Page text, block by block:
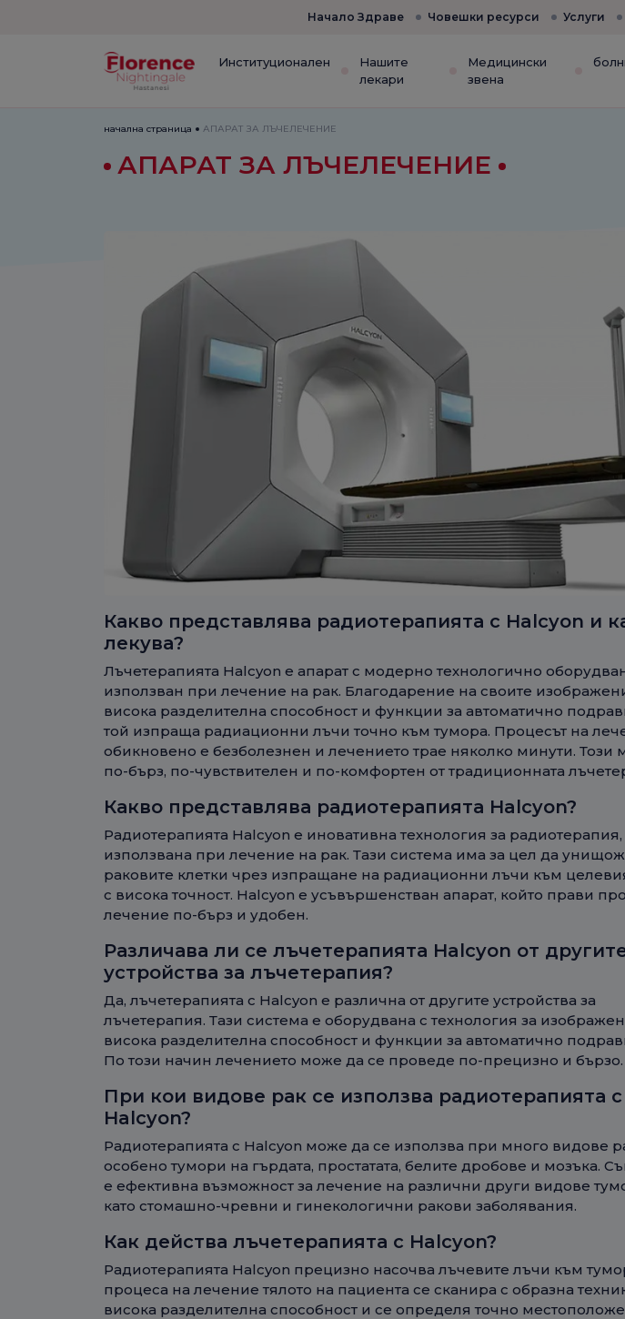
Начало Здраве Човешки ресурси Услуги
Институционален
Нашите
лекари
Медицински
звена
начална страница АПАРАТ ЗА ЛЪЧЕЛЕЧЕНИЕ
АПАРАТ ЗА ЛЪЧЕЛЕЧЕНИЕ
Какво представлява радиотерапията с Halcyon и
лекува?
Лъчетерапията Halcyon е апарат с модерно технологично
използван при лечение на рак. Благодарение на своите
висока разделителна способност и функции за автоматично
той изпраща радиационни лъчи точно към тумора. Процесът на
обикновено е безболезнен и лечението трае няколко минути. Този
по-бърз, по-чувствителен и по-комфортен от традиционната
Какво представлява радиотерапията Halcyon?
Радиотерапията Halcyon е иновативна технология за радиотерапия,
използвана при лечение на рак. Тази система има за цел да
раковите клетки чрез изпращане на радиационни лъчи към
с висока точност. Halcyon е усъвършенстван апарат, който прави
лечение по-бърз и удобен.
Различава ли се лъчетерапията Halcyon от
устройства за лъчетерапия?
Да, лъчетерапията с Halcyon е различна от другите устройства за
лъчетерапия. Тази система е оборудвана с технология за
висока разделителна способност и функции за автоматично
По този начин лечението може да се проведе по-прецизно и бързо.
При кои видове рак се използва радиотерапията с
Halcyon?
Радиотерапията с Halcyon може да се използва при много видове
особено тумори на гърдата, простатата, белите дробове и мозъка.
е ефективна възможност за лечение на различни други видове
като стомашно-чревни и гинекологични ракови заболявания.
Как действа лъчетерапията с Halcyon?
Радиотерапията Halcyon прецизно насочва лъчевите лъчи към
процеса на лечение тялото на пациента се сканира с образна
висока разделителна способност и се определя точно